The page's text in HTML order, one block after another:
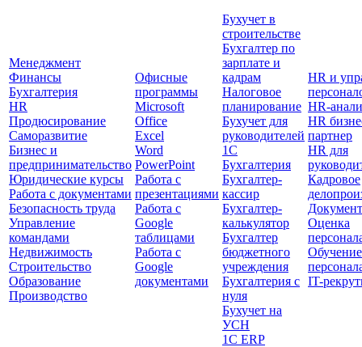
Менеджмент
Финансы
Бухгалтерия
HR
Продюсирование
Саморазвитие
Бизнес и
предпринимательство
Юридические курсы
Работа с документами
Безопасность труда
Управление
командами
Недвижимость
Строительство
Образование
Производство
Офисные
программы
Microsoft
Office
Excel
Word
PowerPoint
Работа с
презентациями
Работа с
Google
таблицами
Работа с
Google
документами
Бухучет в
строительстве
Бухгалтер по
зарплате и
кадрам
Налоговое
планирование
Бухучет для
руководителей
1С
Бухгалтерия
Бухгалтер-
кассир
Бухгалтер-
калькулятор
Бухгалтер
бюджетного
учреждения
Бухгалтерия с
нуля
Бухучет на
УСН
1С ERP
HR и
HR-
HR
партнер
HR для
Кадровое
Оценка
Обучение
IT-